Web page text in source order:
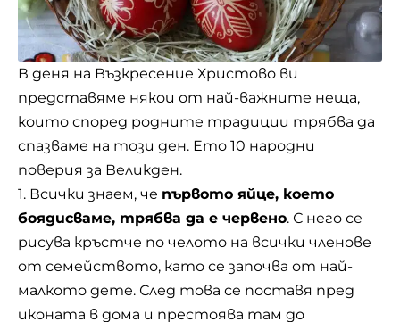
В деня на Възкресение Христово ви
представяме някои от най-важните неща,
които според родните традиции трябва да
спазваме на този ден. Ето 10 народни
поверия за Великден.
1. Всички знаем, че първото яйце, което
боядисваме, трябва да е червено. С него се
рисува кръстче по челото на всички членове
от семейството, като се започва от най-
малкото дете. След това се поставя пред
иконата в дома и престоява там до